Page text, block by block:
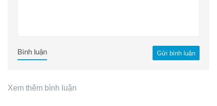
Gửi bình luận
Bình luận
Xem thêm bình luận